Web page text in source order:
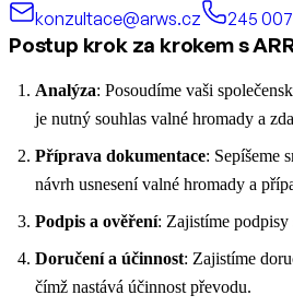
konzultace@arws.cz
245
Postup krok za krokem s
Analýza: Posoudíme vaši
je nutný souhlas valné hromady a
Příprava dokumentace: Sepíšeme
návrh usnesení valné hromady a
Podpis a ověření: Zajistíme podpisy
Doručení a účinnost: Zajistíme
čímž nastává účinnost převodu.